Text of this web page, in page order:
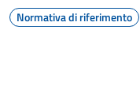
Normativa di riferimento